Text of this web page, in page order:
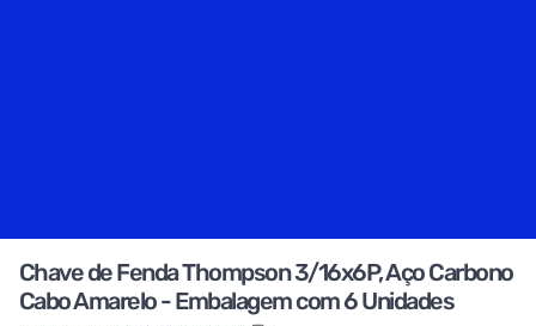
Chave de Fenda Thompson 3/16x6P, Aço Carbono
Cabo Amarelo - Embalagem com 6 Unidades